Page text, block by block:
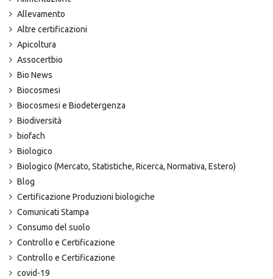
Allevamento
Altre certificazioni
Apicoltura
Assocertbio
Bio News
Biocosmesi
Biocosmesi e Biodetergenza
Biodiversità
biofach
Biologico
Biologico (Mercato, Statistiche, Ricerca, Normativa, Estero)
Blog
Certificazione Produzioni biologiche
Comunicati Stampa
Consumo del suolo
Controllo e Certificazione
Controllo e Certificazione
covid-19